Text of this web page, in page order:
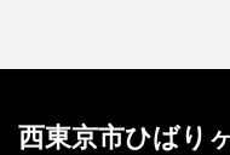
西東京市ひばり